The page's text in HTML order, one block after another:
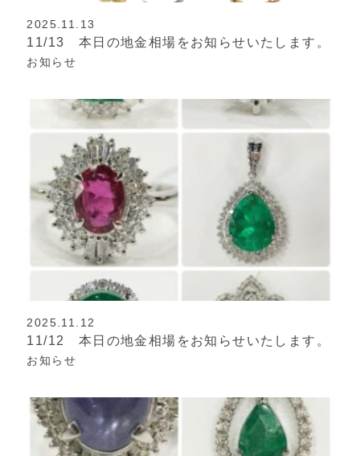
2025.11.13
11/13 本日の地金相場をお知らせいたします。
お知らせ
2025.11.12
11/12 本日の地金相場をお知らせいたします。
お知らせ